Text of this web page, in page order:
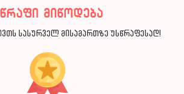
მიწოდება
სასურველ მისამართზე უსწრაფესად!